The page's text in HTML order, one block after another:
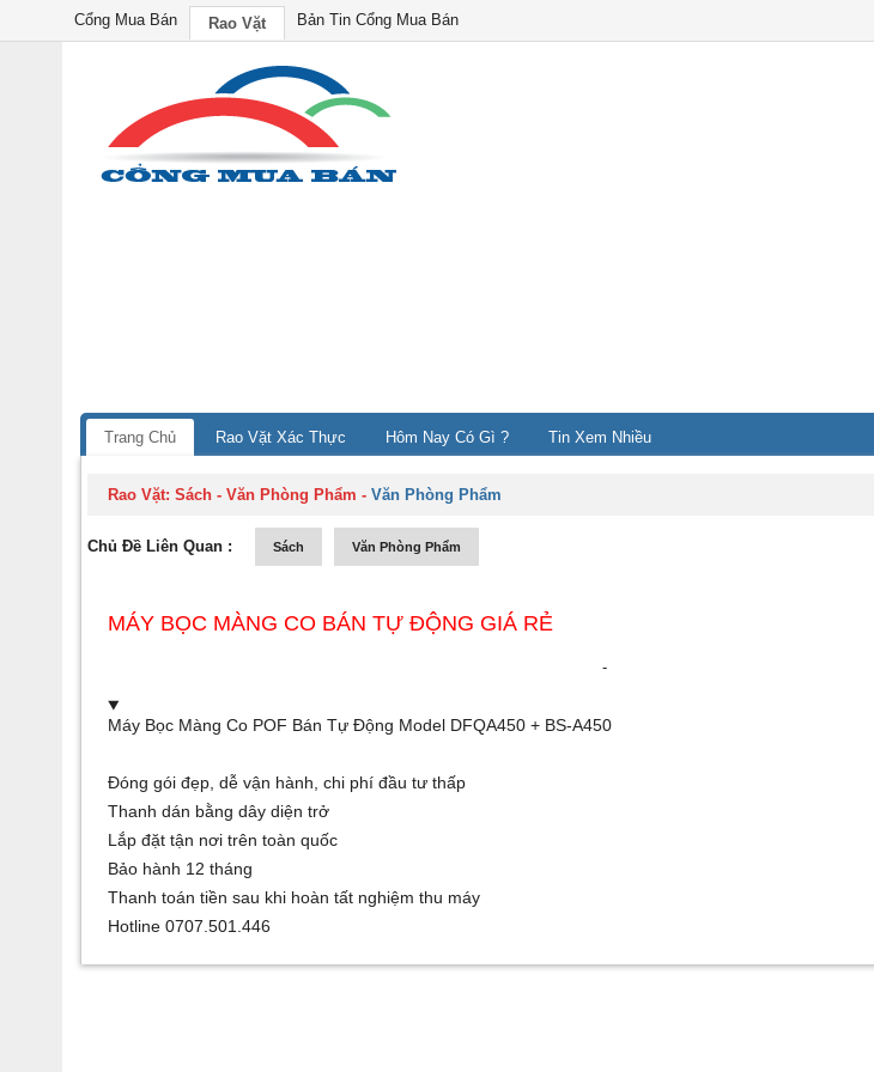
Cổng Mua Bán Rao Vặt Bản Tin Cổng Mua Bán
Trang Chủ Rao Vặt Xác Thực Hôm Nay Có Gì ? Tin Xem Nhiều
Rao Vặt:Sách - Văn Phòng Phẩm -Văn Phòng Phẩm
Chủ Đề Liên Quan : Sách Văn Phòng Phẩm
MÁY BỌC MÀNG CO BÁN TỰ ĐỘNG GIÁ RẺ
-
Máy Bọc Màng Co POF Bán Tự Động Model DFQA450 + BS-A450
Đóng gói đẹp, dễ vận hành, chi phí đầu tư thấp
Thanh dán bằng dây diện trở
Lắp đặt tận nơi trên toàn quốc
Bảo hành 12 tháng
Thanh toán tiền sau khi hoàn tất nghiệm thu máy
Hotline 0707.501.446